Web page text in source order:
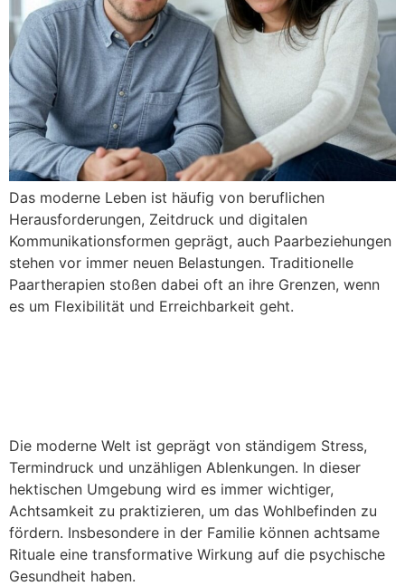
Das moderne Leben ist häufig von beruflichen
Herausforderungen, Zeitdruck und digitalen
Kommunikationsformen geprägt, auch Paarbeziehungen
stehen vor immer neuen Belastungen. Traditionelle
Paartherapien stoßen dabei oft an ihre Grenzen, wenn
es um Flexibilität und Erreichbarkeit geht.
Die moderne Welt ist geprägt von ständigem Stress,
Termindruck und unzähligen Ablenkungen. In dieser
hektischen Umgebung wird es immer wichtiger,
Achtsamkeit zu praktizieren, um das Wohlbefinden zu
fördern. Insbesondere in der Familie können achtsame
Rituale eine transformative Wirkung auf die psychische
Gesundheit haben.